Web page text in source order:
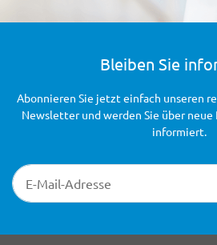
Bleiben Sie
Newsletter-Registrierung
Abonnieren Sie jetzt einfach unseren
Newsletter und werden Sie über
informiert.